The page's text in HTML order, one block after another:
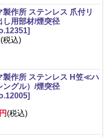
製作所 ステンレス 爪付リ
用部材/煙突径
(税込)
製作所 ステンレス H笠≪ハ
ングル）/煙突径
(税込)